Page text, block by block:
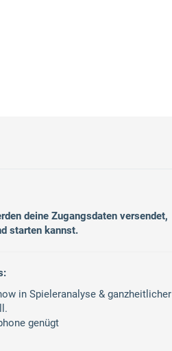
deine Zugangsdaten versendet,
starten kannst.
in Spieleranalyse & ganzheitlicher
genügt